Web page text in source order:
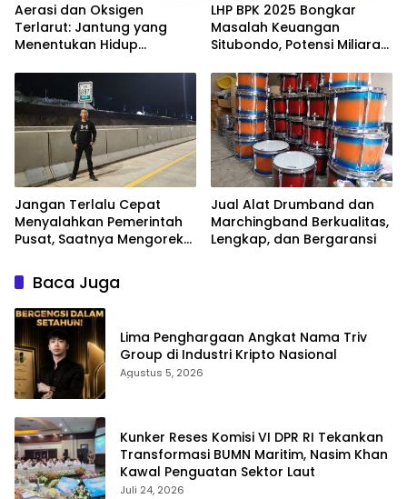
Aerasi dan Oksigen
Terlarut: Jantung yang
Menentukan Hidup
LHP BPK 2025 Bongkar
Masalah Keuangan
Situbondo, Potensi Miliaran
Terkelola
Jangan Terlalu Cepat
Menyalahkan Pemerintah
Pusat, Saatnya Mengoreksi
Kabupaten Situbondo.
Jual Alat Drumband dan
Marchingband Berkualitas,
Lengkap, dan Bergaransi
Baca Juga
Lima Penghargaan Angkat Nama Triv
Group di Industri Kripto Nasional
Agustus 5, 2026
Kunker Reses Komisi VI DPR RI Tekankan
Transformasi BUMN Maritim, Nasim Khan
Kawal Penguatan Sektor Laut
Juli 24, 2026